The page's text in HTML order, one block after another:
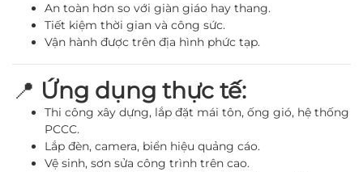
An toàn hơn so với giàn giáo hay thang.
Tiết kiệm thời gian và công sức.
Vận hành được trên địa hình phức tạp.
📍 Ứng dụng thực tế:
Thi công xây dựng, lắp đặt mái tôn, ống gió, hệ thống
PCCC.
Lắp đèn, camera, biển hiệu quảng cáo.
Vệ sinh, sơn sửa công trình trên cao.